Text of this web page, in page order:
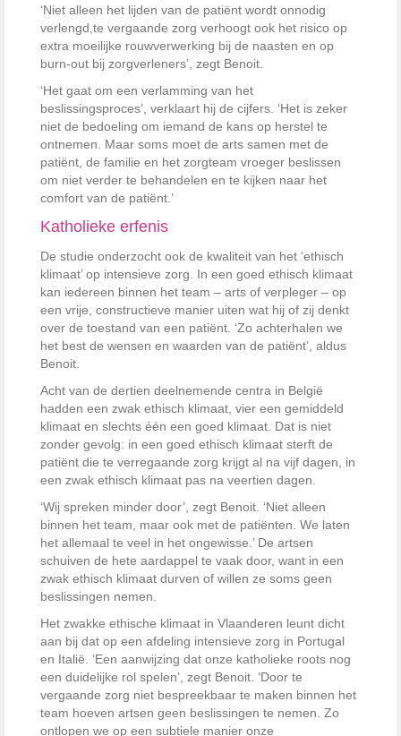
‘Niet alleen het lijden van de pa­tiënt wordt onnodig
verlengd,te vergaande zorg verhoogt ook het risico op
extra moeilijke rouw­verwerking bij de naasten en op
burn-out bij zorgverleners’, zegt Benoit.
‘Het gaat om een verlamming van het
beslissingsproces’, verklaart hij de cijfers. ‘Het is zeker
niet de bedoeling om iemand de kans op herstel te
ontnemen. Maar soms moet de arts samen met de
patiënt, de familie en het zorgteam vroeger beslissen
om niet verder te behandelen en te kijken naar het
comfort van de patiënt.’
Katholieke erfenis
De studie onderzocht ook de kwaliteit van het ‘ethisch
klimaat’ op intensieve zorg. In een goed ethisch klimaat
kan iedereen binnen het team – arts of verpleger – op
een vrije, constructieve manier uiten wat hij of zij denkt
over de toestand van een patiënt. ‘Zo achterhalen we
het best de wensen en waarden van de patiënt’, aldus
Benoit.
Acht van de dertien deelnemende centra in België
hadden een zwak ethisch klimaat, vier een gemiddeld
klimaat en slechts één een goed klimaat. Dat is niet
zonder gevolg: in een goed ethisch klimaat sterft de
patiënt die te verregaande zorg krijgt al na vijf dagen, in
een zwak ethisch klimaat pas na veertien dagen.
‘Wij spreken minder door’, zegt Benoit. ‘Niet alleen
binnen het team, maar ook met de patiënten. We laten
het allemaal te veel in het ongewisse.’ De artsen
schuiven de hete aardappel te vaak door, want in een
zwak ethisch klimaat durven of willen ze soms geen
beslissingen nemen.
Het zwakke ethische klimaat in Vlaanderen leunt dicht
aan bij dat op een afdeling intensieve zorg in Portugal
en Italië. ‘Een aanwijzing dat onze katholieke roots nog
een duidelijke rol spelen’, zegt Benoit. ‘Door te
vergaande zorg niet bespreekbaar te maken binnen het
team hoeven artsen geen beslissingen te nemen. Zo
ontlopen we op een subtiele manier onze